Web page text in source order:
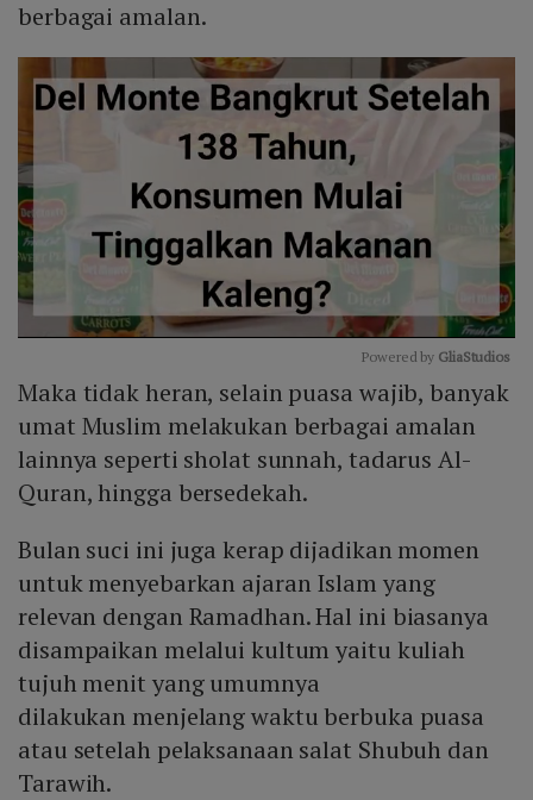
berbagai amalan.
Mute
Powered by GliaStudios
Maka tidak heran, selain puasa wajib, banyak
umat Muslim melakukan berbagai amalan
lainnya seperti sholat sunnah, tadarus Al-
Quran, hingga bersedekah.
Bulan suci ini juga kerap dijadikan momen
untuk menyebarkan ajaran Islam yang
relevan dengan Ramadhan. Hal ini biasanya
disampaikan melalui kultum yaitu kuliah
tujuh menit yang umumnya
dilakukan menjelang waktu berbuka puasa
atau setelah pelaksanaan salat Shubuh dan
Tarawih.